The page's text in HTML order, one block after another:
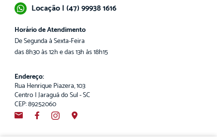
Locação | (47) 99938 1616
Horário de Atendimento
De Segunda à Sexta-Feira
das 8h30 às 12h e das 13h às 18h15
Endereço:
Rua Henrique Piazera, 103
Centro | Jaraguá do Sul - SC
CEP: 89252060